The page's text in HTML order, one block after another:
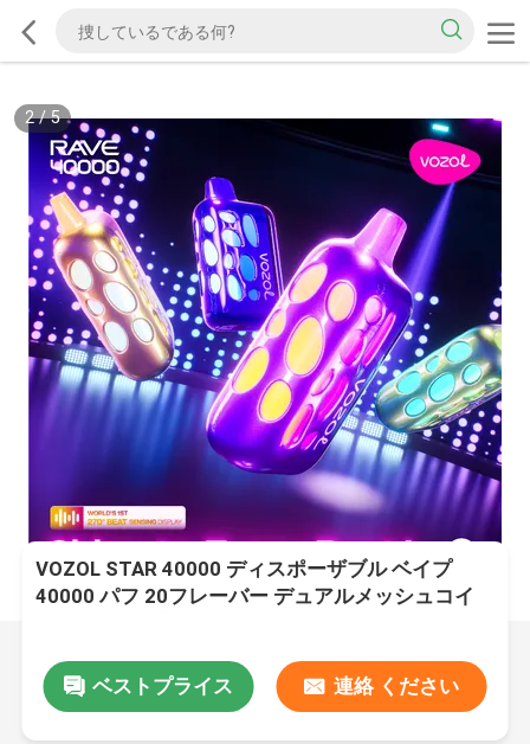
2/5
VOZOL STAR 40000 ディスポーザブル ベイプ
40000 パフ 20フレーバー デュアルメッシュコイ
ベストプライス 連絡 ください